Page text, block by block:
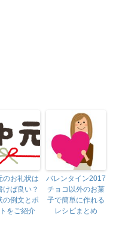
のお礼状は
けば良い？
の例文とポ
をご紹介
バレンタイン2017
チョコ以外のお菓
子で簡単に作れる
レシピまとめ